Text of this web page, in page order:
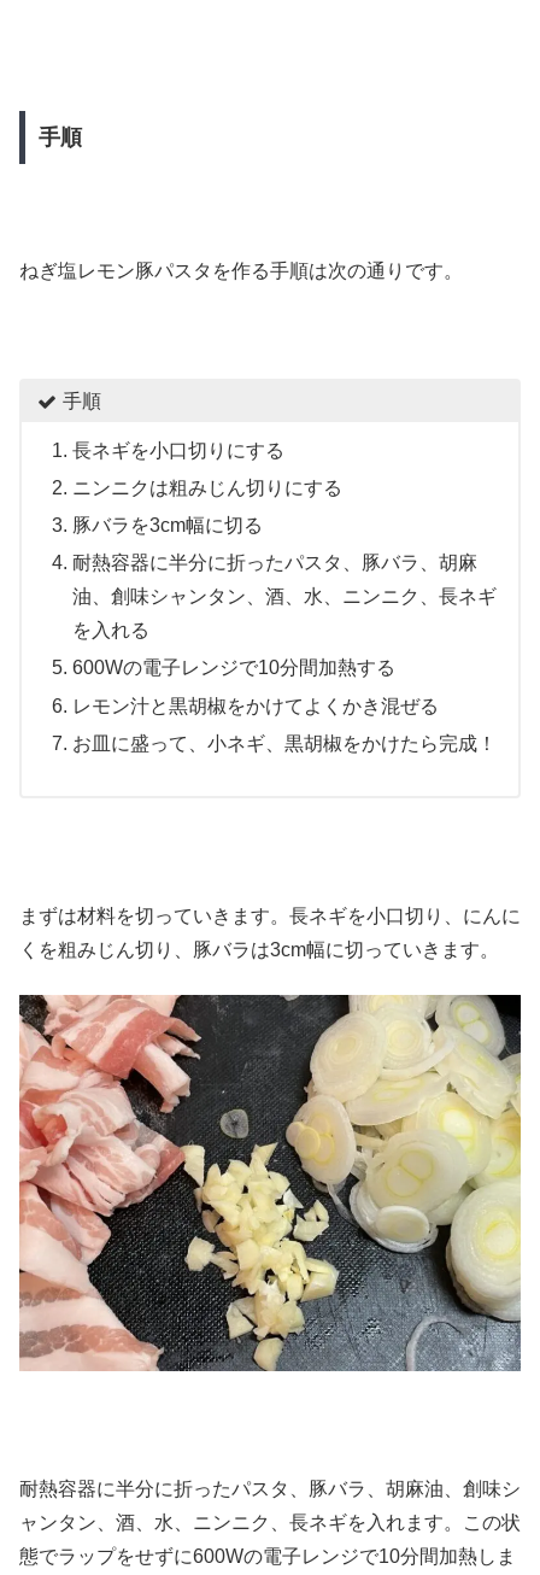
手順
ねぎ塩レモン豚パスタを作る手順は次の通りです。
手順
長ネギを小口切りにする
ニンニクは粗みじん切りにする
豚バラを3cm幅に切る
耐熱容器に半分に折ったパスタ、豚バラ、胡麻
油、創味シャンタン、酒、水、ニンニク、長ネギ
を入れる
600Wの電子レンジで10分間加熱する
レモン汁と黒胡椒をかけてよくかき混ぜる
お皿に盛って、小ネギ、黒胡椒をかけたら完成！
まずは材料を切っていきます。長ネギを小口切り、にんに
くを粗みじん切り、豚バラは3cm幅に切っていきます。
耐熱容器に半分に折ったパスタ、豚バラ、胡麻油、創味シ
ャンタン、酒、水、ニンニク、長ネギを入れます。この状
態でラップをせずに600Wの電子レンジで10分間加熱しま